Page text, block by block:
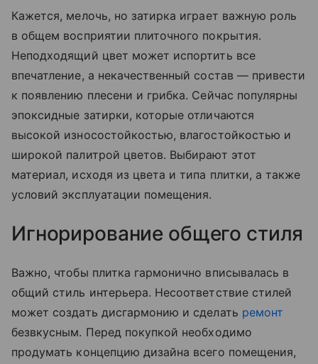
Кажется, мелочь, но затирка играет важную роль
в общем восприятии плиточного покрытия.
Неподходящий цвет может испортить все
впечатление, а некачественный состав — привести
к появлению плесени и грибка. Сейчас популярны
эпоксидные затирки, которые отличаются
высокой износостойкостью, влагостойкостью и
широкой палитрой цветов. Выбирают этот
материал, исходя из цвета и типа плитки, а также
условий эксплуатации помещения.
Игнорирование общего стиля
Важно, чтобы плитка гармонично вписывалась в
общий стиль интерьера. Несоответствие стилей
может создать дисгармонию и сделать ремонт
безвкусным. Перед покупкой необходимо
продумать концепцию дизайна всего помещения,